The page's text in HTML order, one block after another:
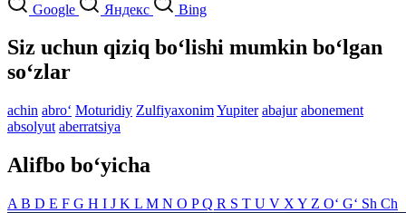
Google Яндекс Bing
Siz uchun qiziq bo‘lishi mumkin bo‘lgan
so‘zlar
achin abro‘ Moturidiy ZulfiyaxonimYupiter abajur abonement
absolyut aberratsiya
Alifbo bo‘yicha
A B D E F G H I J K L M N O PQ R S T U V X Y Z O‘ G‘ Sh Ch